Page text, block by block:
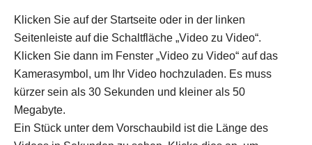
Klicken Sie auf der Startseite oder in der linken
Seitenleiste auf die Schaltfläche „Video zu Video“.
Klicken Sie dann im Fenster „Video zu Video“ auf das
Kamerasymbol, um Ihr Video hochzuladen. Es muss
kürzer sein als 30 Sekunden und kleiner als 50
Megabyte.
Ein Stück unter dem Vorschaubild ist die Länge des